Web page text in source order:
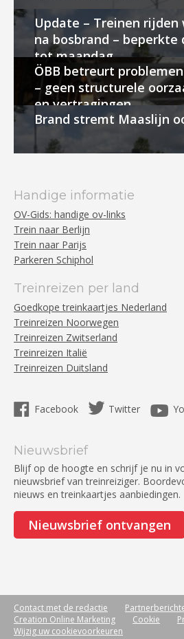
Update – Treinen rijden
na bosbrand –
tot maandag
ÖBB betreurt
– geen structurele
en vertragingen
Brand stremt Maaslijn
Handige informatie
OV-Gids: handige ov-links
Trein naar Berlijn
Trein naar Parijs
Parkeren Schiphol
Treinreizen per land
Goedkope treinkaartjes Nederland
Treinreizen Noorwegen
Treinreizen Zwitserland
Treinreizen Italië
Treinreizen Duitsland
Facebook Twitter
Nieuwsbrief
Blijf op de hoogte en schrijf je nu in
nieuwsbrief van treinreiziger.
nieuws en treinkaartjes aanbiedingen.
Nieuwsbrief ontvangen
Contact met de redactie
Creation Online Marketing
Cookie
Wijzig uw cookievoorkeuren